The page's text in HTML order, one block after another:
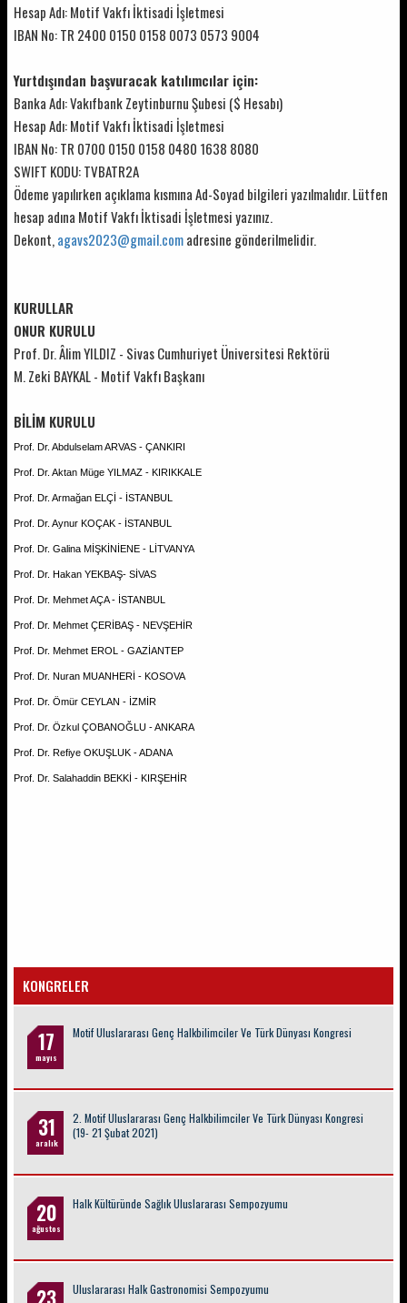
Hesap Adı: Motif Vakfı İktisadi İşletmesi
IBAN No: TR 2400 0150 0158 0073 0573 9004
Yurtdışından başvuracak katılımcılar için:
Banka Adı: Vakıfbank Zeytinburnu Şubesi ($ Hesabı)
Hesap Adı: Motif Vakfı İktisadi İşletmesi
IBAN No: TR 0700 0150 0158 0480 1638 8080
SWIFT KODU: TVBATR2A
Ödeme yapılırken açıklama kısmına Ad-Soyad bilgileri yazılmalıdır. Lütfen
hesap adına Motif Vakfı İktisadi İşletmesi yazınız.
Dekont,agavs2023@gmail.comadresine gönderilmelidir.
KURULLAR
ONUR KURULU
Prof. Dr. Âlim YILDIZ - Sivas Cumhuriyet Üniversitesi Rektörü
M. Zeki BAYKAL - Motif Vakfı Başkanı
BİLİM KURULU
Prof. Dr. Abdulselam ARVAS - ÇANKIRI
Prof. Dr. Aktan Müge YILMAZ - KIRIKKALE
Prof. Dr. Armağan ELÇİ - İSTANBUL
Prof. Dr. Aynur KOÇAK - İSTANBUL
Prof. Dr. Galina MİŞKİNİENE - LİTVANYA
Prof. Dr. Hakan YEKBAŞ- SİVAS
Prof. Dr. Mehmet AÇA - İSTANBUL
Prof. Dr. Mehmet ÇERİBAŞ - NEVŞEHİR
Prof. Dr. Mehmet EROL - GAZİANTEP
Prof. Dr. Nuran MUANHERİ - KOSOVA
Prof. Dr. Ömür CEYLAN - İZMİR
Prof. Dr. Özkul ÇOBANOĞLU - ANKARA
Prof. Dr. Refiye OKUŞLUK - ADANA
Prof. Dr. Salahaddin BEKKİ - KIRŞEHİR
KONGRELER
17
mayıs
Motif Uluslararası Genç Halkbilimciler Ve Türk Dünyası Kongresi
31
aralık
2. Motif Uluslararası Genç Halkbilimciler Ve Türk Dünyası Kongresi
(19- 21 Şubat 2021)
20
ağustos
Halk Kültüründe Sağlık Uluslararası Sempozyumu
Uluslararası Halk Gastronomisi Sempozyumu